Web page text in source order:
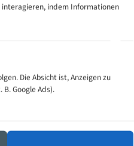
Zähne pro
6/10
5/8
indem Informationen
Die Absicht ist, Anzeigen zu
Google Ads).